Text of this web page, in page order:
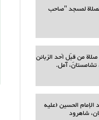
لمسجد "صاحب
من قِبَل أحد الزبائن
آمل.
الحسين (عليه
شاهرود